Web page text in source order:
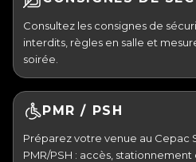
Consultez les consignes de
interdits, règles en salle et
soirée.
PMR / PSH
Préparez votre venue au Cepac
PMR/PSH : accès,